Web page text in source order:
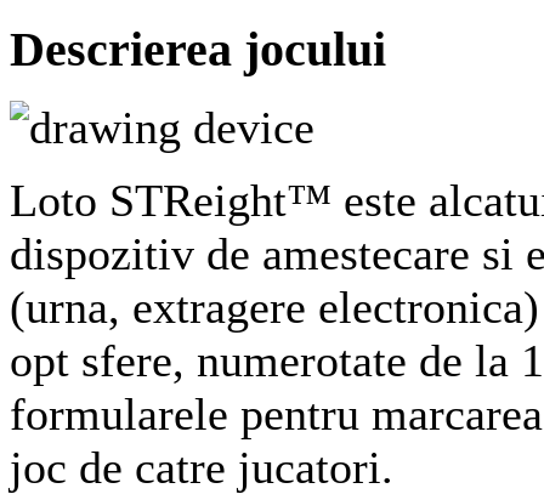
Descrierea jocului
Loto STReight™ este
dispozitiv de amestecare si
(urna, extragere
opt sfere, numerotate de la
formularele pentru
joc de catre jucatori.